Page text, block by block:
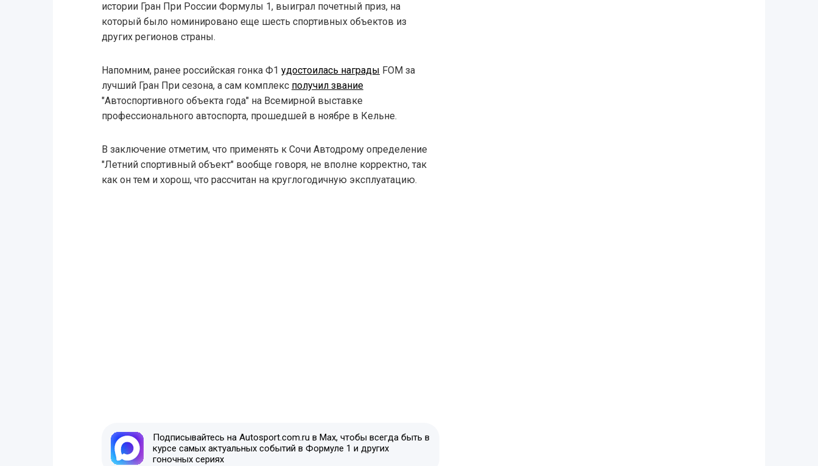
истории Гран При России Формулы 1, выиграл почетный приз, на
который было номинировано еще шесть спортивных объектов из
других регионов страны.
Напомним, ранее российская гонка Ф1 удостоилась награды FOM за
лучший Гран При сезона, а сам комплекс получил звание
"Автоспортивного объекта года" на Всемирной выставке
профессионального автоспорта, прошедшей в ноябре в Кельне.
В заключение отметим, что применять к Сочи Автодрому определение
"Летний спортивный объект" вообще говоря, не вполне корректно, так
как он тем и хорош, что рассчитан на круглогодичную эксплуатацию.
Подписывайтесь на Autosport.com.ru в Max, чтобы всегда быть в
курсе самых актуальных событий в Формуле 1 и других
гоночных сериях